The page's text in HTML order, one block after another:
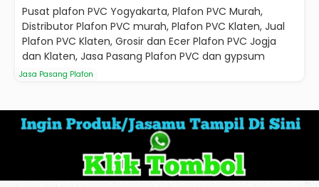
Pusat plafon PVC Yogyakarta, Plafon PVC Murah,
Distributor Plafon PVC murah, Plafon PVC Klaten, Jual
Plafon PVC Klaten, Grosir dan Ecer Plafon PVC Jogja
dan Klaten, Jasa Pasang Plafon PVC dan gypsum
Jasa Pasang Plafon